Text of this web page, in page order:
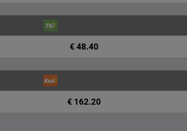
€ 48.40
€ 162.20